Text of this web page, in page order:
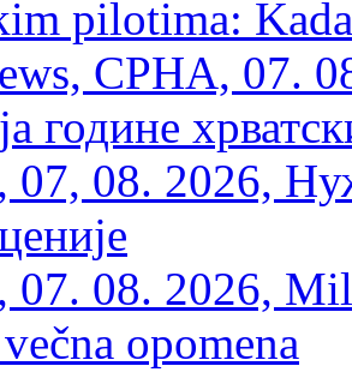
pilotima:
СРНА, 07.
године
08. 2026,
07. 08. 2026,
opomena